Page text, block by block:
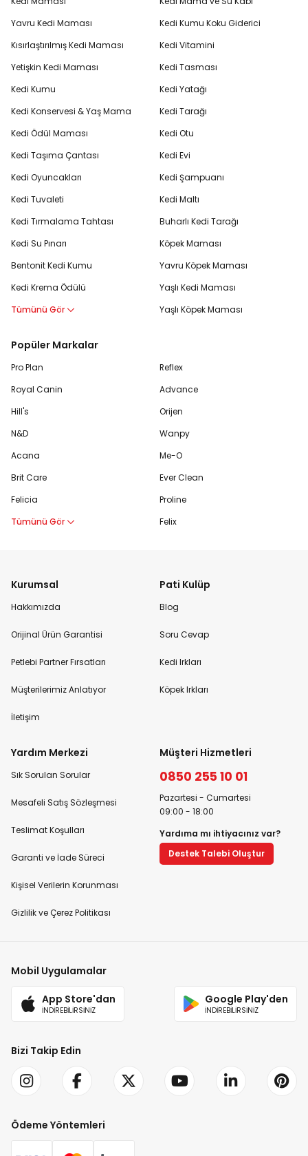
Yavru Kedi Maması
Kısırlaştırılmış Kedi Maması
Yetişkin Kedi Maması
Kedi Kumu
Kedi Konservesi & Yaş Mama
Kedi Ödül Maması
Kedi Taşıma Çantası
Kedi Oyuncakları
Kedi Tuvaleti
Kedi Tırmalama Tahtası
Kedi Su Pınarı
Bentonit Kedi Kumu
Kedi Krema Ödülü
Tümünü Gör
Kedi Kumu Koku Giderici
Kedi Vitamini
Kedi Tasması
Kedi Yatağı
Kedi Tarağı
Kedi Otu
Kedi Evi
Kedi Şampuanı
Kedi Maltı
Buharlı Kedi Tarağı
Köpek Maması
Yavru Köpek Maması
Yaşlı Kedi Maması
Yaşlı Köpek Maması
Popüler Markalar
Pro Plan
Royal Canin
Hill's
N&D
Acana
Brit Care
Felicia
Tümünü Gör
Reflex
Advance
Orijen
Wanpy
Me-O
Ever Clean
Proline
Felix
Kurumsal
Hakkımızda
Orijinal Ürün Garantisi
Petlebi Partner Fırsatları
Müşterilerimiz Anlatıyor
İletişim
Pati Kulüp
Blog
Soru Cevap
Kedi Irkları
Köpek Irkları
Yardım Merkezi
Sık Sorulan Sorular
Mesafeli Satış Sözleşmesi
Teslimat Koşulları
Garanti ve İade Süreci
Kişisel Verilerin Korunması
Gizlilik ve Çerez Politikası
Müşteri Hizmetleri
0850 255 10 01
Pazartesi - Cumartesi
09:00 - 18:00
Yardıma mı ihtiyacınız var?
Destek Talebi Oluştur
Mobil Uygulamalar
App Store'dan
İNDİREBİLİRSİNİZ
Google Play'den
İNDİREBİLİRSİNİZ
Bizi Takip Edin
Ödeme Yöntemleri